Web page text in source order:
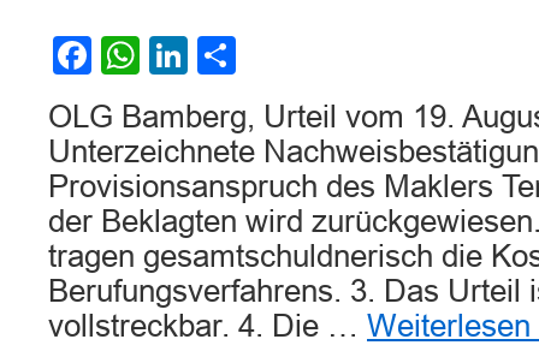
Facebook
WhatsApp
LinkedIn
OLG Bamberg, Urteil vom 19.
Unterzeichnete
Provisionsanspruch des Maklers
der Beklagten wird
tragen gesamtschuldnerisch die
Berufungsverfahrens. 3. Das Urteil
vollstreckbar. 4. Die … Weiterlesen